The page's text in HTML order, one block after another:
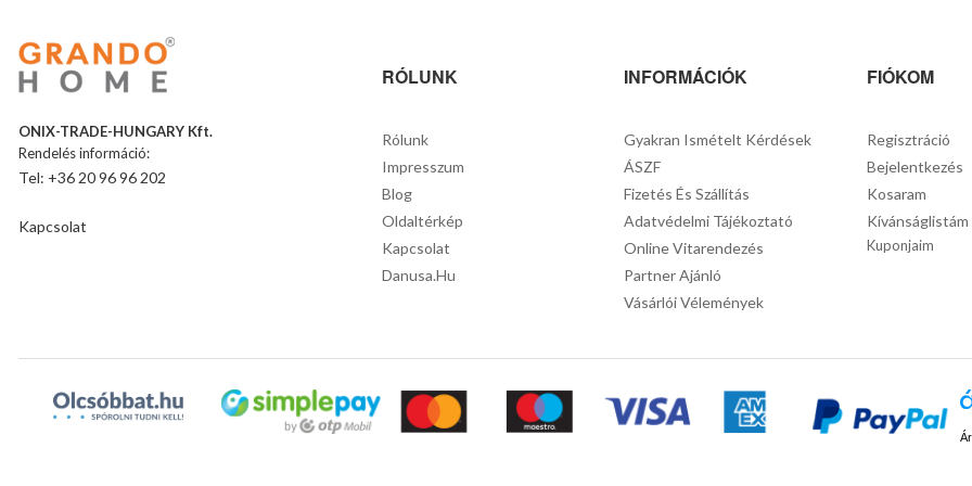
ONIX-TRADE-HUNGARY Kft.
Rendelés információ:
Tel: +36 20 96 96 202
Kapcsolat
RÓLUNK
Rólunk
Impresszum
Blog
Oldaltérkép
Kapcsolat
Danusa.hu
INFORMÁCIÓK
Gyakran Ismételt Kérdések
ÁSZF
Fizetés És Szállítás
Adatvédelmi Tájékoztató
Online Vitarendezés
Partner Ajánló
Vásárlói Vélemények
FIÓKOM
Regisztráció
Bejelentkezés
Kosaram
Kívánságlistám
Kuponjaim